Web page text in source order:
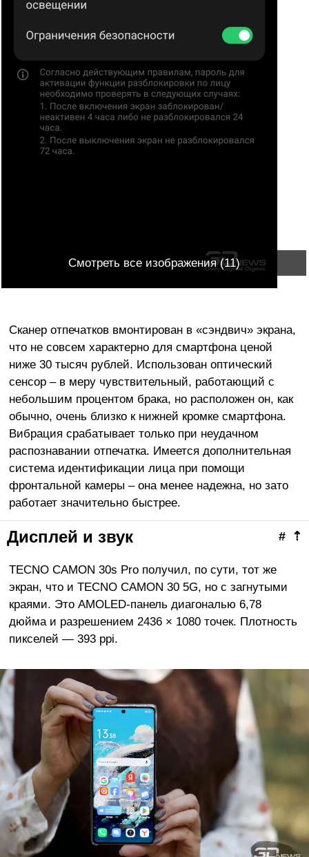
Смотреть все изображения (11)
Сканер отпечатков вмонтирован в «сэндвич» экрана,
что не совсем характерно для смартфона ценой
ниже 30 тысяч рублей. Использован оптический
сенсор – в меру чувствительный, работающий с
небольшим процентом брака, но расположен он, как
обычно, очень близко к нижней кромке смартфона.
Вибрация срабатывает только при неудачном
распознавании отпечатка. Имеется дополнительная
система идентификации лица при помощи
фронтальной камеры – она менее надежна, но зато
работает значительно быстрее.
⇡
#
Дисплей и звук
TECNO CAMON 30s Pro получил, по сути, тот же
экран, что и TECNO CAMON 30 5G, но с загнутыми
краями. Это AMOLED-панель диагональю 6,78
дюйма и разрешением 2436 × 1080 точек. Плотность
пикселей — 393 ppi.